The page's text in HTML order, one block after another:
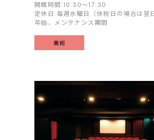
開館時間:10:30～17:30
定休日:毎週水曜日（休祝日の場合は翌
年始、メンテナンス期間
美術